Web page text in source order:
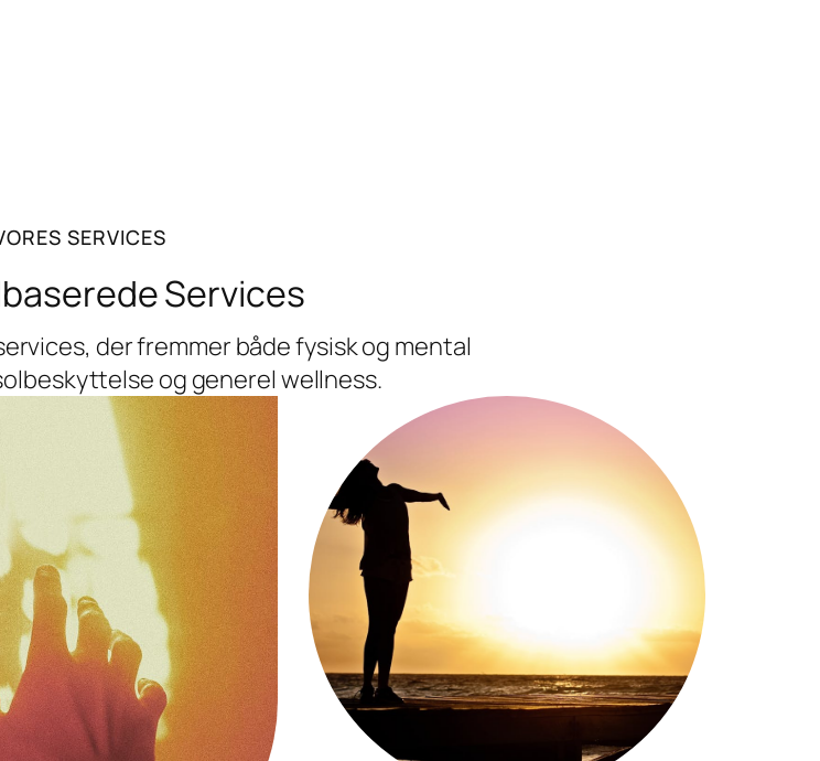
SERVICES
Services
der fremmer både fysisk og mental
og generel wellness.